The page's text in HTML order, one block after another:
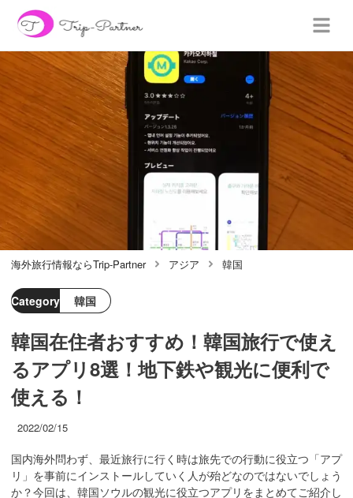
海外旅行情報ならTrip-Partner アジア 韓国
Category 韓国
韓国在住者おすすめ！韓国旅行で使え
るアプリ8選！地下鉄や観光に便利で
使える！
2022/02/15
国内海外問わず、最近旅行に行く時は旅先での行動に役立つ「アプ
リ」を事前にインストールしていく人が殆どなのではないでしょう
か？今回は、韓国ソウルの観光に役立つアプリをまとめてご紹介し